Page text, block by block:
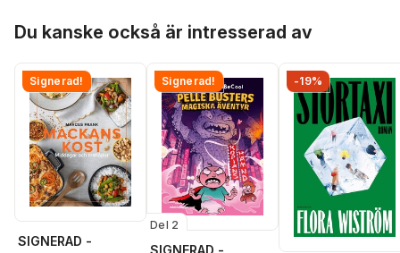
Du kanske också är intresserad av
Signerad!
SIGNERAD -
Signerad!
Del 2
SIGNERAD -
-19%